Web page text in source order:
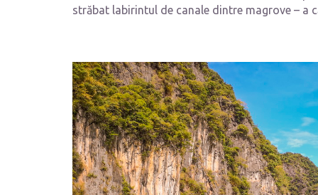
străbat labirintul de canale dintre magrove – a